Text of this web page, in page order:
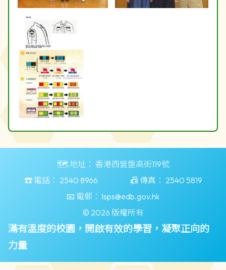
🗺️ 地址： 香港西營盤高街119號
☎️ 電話： 2540 8966 📠 傳真： 2540 5819
📧 電郵： lsps@edb.gov.hk
© 2026 版權所有
滿有溫度的校園，開啟有效的學習，凝聚正向的
力量